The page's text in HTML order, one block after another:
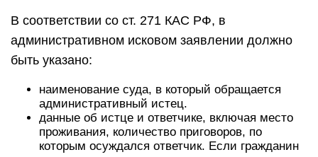
В соответствии со ст. 271 КАС РФ, в
административном исковом заявлении должно
быть указано:
наименование суда, в который обращается
административный истец.
данные об истце и ответчике, включая место
проживания, количество приговоров, по
которым осуждался ответчик. Если гражданин